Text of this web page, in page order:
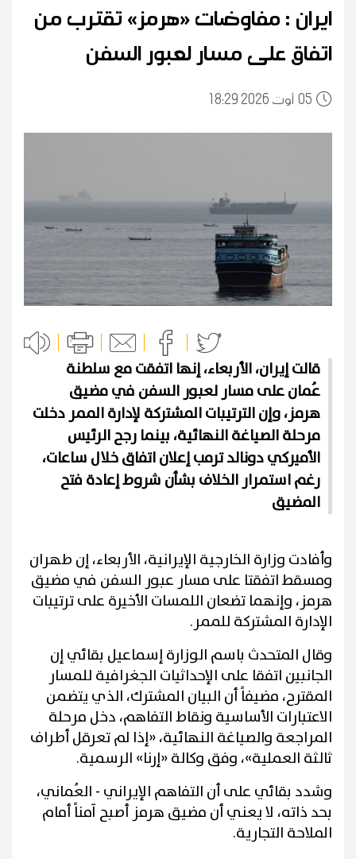
ايران : مفاوضات «هرمز» تقترب من
اتفاق على مسار لعبور السفن
0518:29 2026 أوت
قالت إيران، الأربعاء، إنها اتفقت مع سلطنة
عُمان على مسار لعبور السفن في مضيق
هرمز، وإن الترتيبات المشتركة لإدارة الممر دخلت
مرحلة الصياغة النهائية، بينما رجح الرئيس
الأميركي دونالد ترمب إعلان اتفاق خلال ساعات،
رغم استمرار الخلاف بشأن شروط إعادة فتح
المضيق
وأفادت وزارة الخارجية الإيرانية، الأربعاء، إن طهران
ومسقط اتفقتا على مسار عبور السفن في مضيق
هرمز، وإنهما تضعان اللمسات الأخيرة على ترتيبات
الإدارة المشتركة للممر.
وقال المتحدث باسم الوزارة إسماعيل بقائي إن
الجانبين اتفقا على الإحداثيات الجغرافية للمسار
المقترح، مضيفاً أن البيان المشترك، الذي يتضمن
الاعتبارات الأساسية ونقاط التفاهم، دخل مرحلة
المراجعة والصياغة النهائية، «إذا لم تعرقل أطراف
ثالثة العملية»، وفق وكالة «إرنا» الرسمية.
وشدد بقائي على أن التفاهم الإيراني - العُماني،
بحد ذاته، لا يعني أن مضيق هرمز أصبح آمناً أمام
الملاحة التجارية.